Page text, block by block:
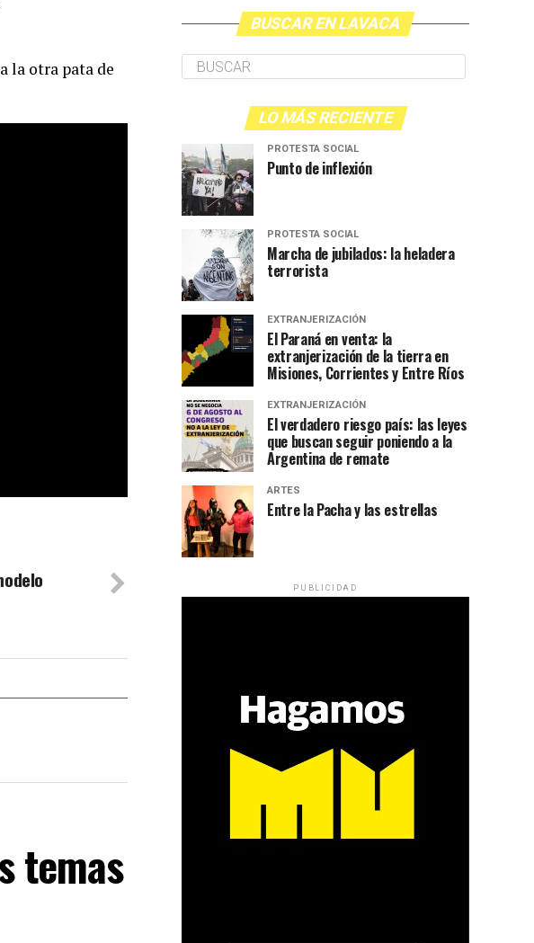
la otra pata de
temas
BUSCAR EN LAVACA
LO MÁS RECIENTE
PROTESTA SOCIAL
Punto de inflexión
PROTESTA SOCIAL
Marcha de jubilados: la heladera
terrorista
EXTRANJERIZACIÓN
El Paraná en venta: la
extranjerización de la tierra en
Misiones, Corrientes y Entre Ríos
EXTRANJERIZACIÓN
El verdadero riesgo país: las leyes
que buscan seguir poniendo a la
Argentina de remate
ARTES
Entre la Pacha y las estrellas
PUBLICIDAD